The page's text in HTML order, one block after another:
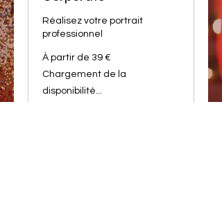
Réalisez votre portrait
professionnel
À
partir
39
À partir de 39 €
Chargement de la
disponibilité...